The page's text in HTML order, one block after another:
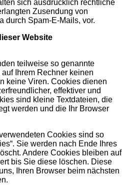
sich ausdrücklich rechtliche
Zusendung von
durch Spam-E-Mails, vor.
Website
teilweise so genannte
Ihrem Rechner keinen
keine Viren. Cookies dienen
effektiver und
sind kleine Textdateien, die
werden und die Ihr Browser
Cookies sind so
Sie werden nach Ende Ihres
Andere Cookies bleiben auf
bis Sie diese löschen. Diese
Ihren Browser beim nächsten